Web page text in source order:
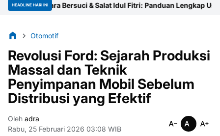
HEADLINE HARI INI
Tata Cara Bersuci & Salat Idul Fitri: Panduan Lengkap UstazNiat
Otomotif
Revolusi Ford: Sejarah Produksi
Massal dan Teknik
Penyimpanan Mobil Sebelum
Distribusi yang Efektif
Oleh adra
Rabu, 25 Februari 2026 03:08 WIB